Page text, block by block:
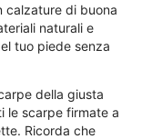
calzature di buona
naturali e
tuo piede senza
della giusta
le scarpe firmate a
Ricorda che